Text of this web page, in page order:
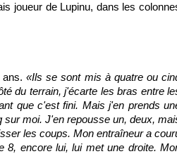
joueur de Lupinu, dans les
ans.«Ils se sont mis à quatre ou
du terrain, j'écarte les bras entre
que c'est fini. Mais j'en prends
moi. J'en repousse un, deux,
les coups. Mon entraîneur a
8, encore lui, lui met une droite.